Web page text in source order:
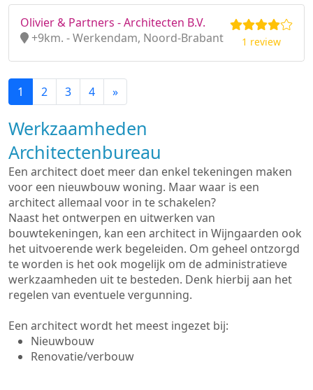
Olivier & Partners - Architecten B.V.
+9km. - Werkendam, Noord-Brabant
1 review
1 2 3 4 »
Werkzaamheden
Architectenbureau
Een architect doet meer dan enkel tekeningen maken
voor een nieuwbouw woning. Maar waar is een
architect allemaal voor in te schakelen?
Naast het ontwerpen en uitwerken van
bouwtekeningen, kan een architect in Wijngaarden ook
het uitvoerende werk begeleiden. Om geheel ontzorgd
te worden is het ook mogelijk om de administratieve
werkzaamheden uit te besteden. Denk hierbij aan het
regelen van eventuele vergunning.
Een architect wordt het meest ingezet bij:
Nieuwbouw
Renovatie/verbouw